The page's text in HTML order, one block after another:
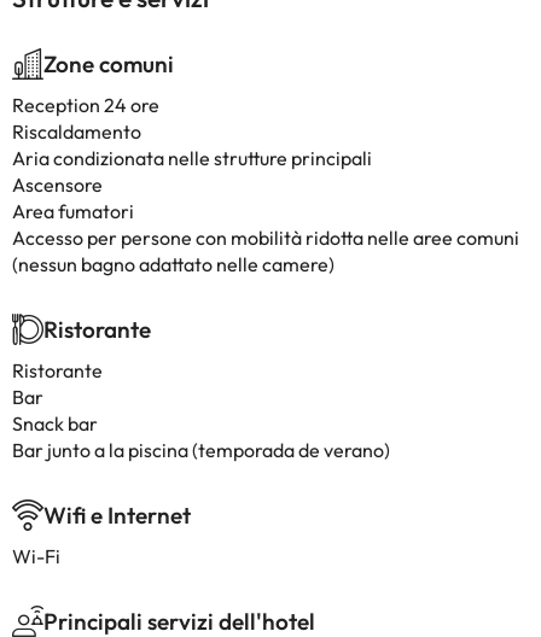
Zone comuni
Reception 24 ore
Riscaldamento
Aria condizionata nelle strutture principali
Ascensore
Area fumatori
Accesso per persone con mobilità ridotta nelle aree comuni
(nessun bagno adattato nelle camere)
Ristorante
Ristorante
Bar
Snack bar
Bar junto a la piscina (temporada de verano)
Wifi e Internet
Wi-Fi
Principali servizi dell'hotel